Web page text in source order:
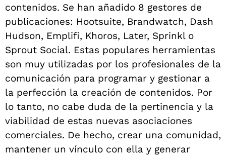
contenidos. Se han añadido 8 gestores de
publicaciones: Hootsuite, Brandwatch, Dash
Hudson, Emplifi, Khoros, Later, Sprinkl o
Sprout Social. Estas populares herramientas
son muy utilizadas por los profesionales de la
comunicación para programar y gestionar a
la perfección la creación de contenidos. Por
lo tanto, no cabe duda de la pertinencia y la
viabilidad de estas nuevas asociaciones
comerciales. De hecho, crear una comunidad,
mantener un vínculo con ella y generar